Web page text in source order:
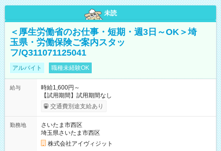
未読
＜厚生労働省のお仕事・短期・週3日～OK＞埼
玉県・労働保険ご案内スタッ
フ/Q311071125041
アルバイト 職種未経験OK
給与
時給1,600円～
【試用期間】試用期間なし
交通費別途支給あり
勤務地
さいたま市西区
埼玉県さいたま市西区
株式会社アイヴィジット